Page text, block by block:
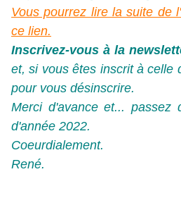
Vous pourrez lire la suite de
ce lien.
Inscrivez-vous à la
et, si vous êtes inscrit à celle
pour vous désinscrire.
Merci d'avance et... passez
d'année 2022.
Coeurdialement.
René.